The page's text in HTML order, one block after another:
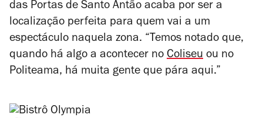
das Portas de Santo Antão acaba por ser a
localização perfeita para quem vai a um
espectáculo naquela zona. “Temos notado que,
quando há algo a acontecer no Coliseu ou no
Politeama, há muita gente que pára aqui.”